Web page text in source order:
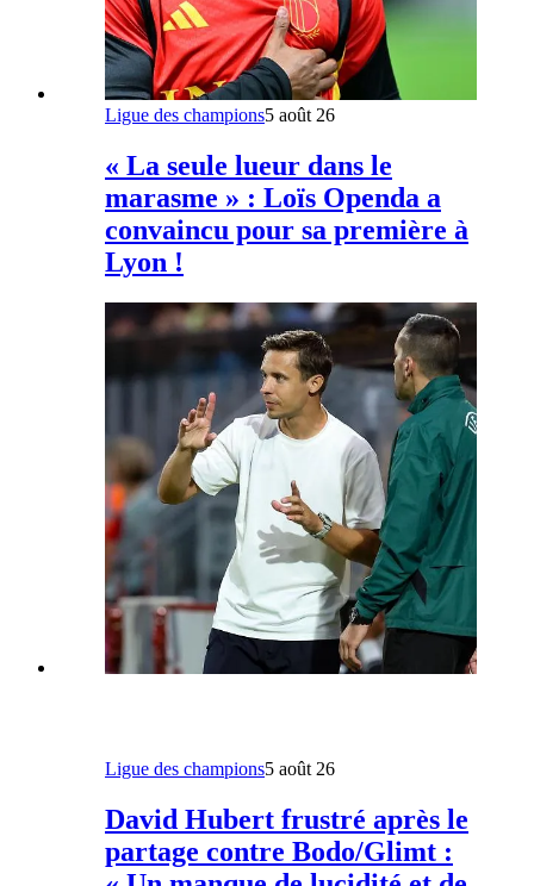
Ligue des champions5 août 26
« La seule lueur dans le
marasme » : Loïs Openda a
convaincu pour sa première à
Lyon !
Ligue des champions5 août 26
David Hubert frustré après le
partage contre Bodo/Glimt :